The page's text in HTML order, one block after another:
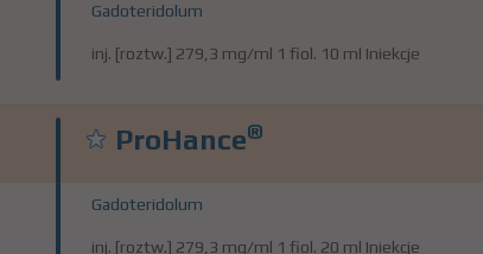
Gadoteridolum
inj. [roztw.] 279,3 mg/ml 1 fiol. 10 ml Iniekcje
ProHance®
Gadoteridolum
inj. [roztw.] 279,3 mg/ml 1 fiol. 20 ml Iniekcje